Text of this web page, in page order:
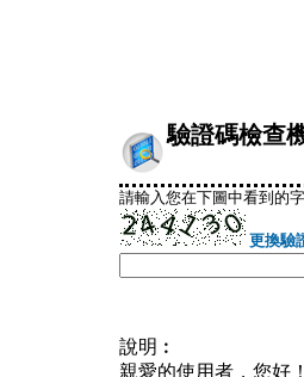
驗證碼檢查
請輸入您在下圖中看到的
更換驗
說明︰
親愛的使用者，您好